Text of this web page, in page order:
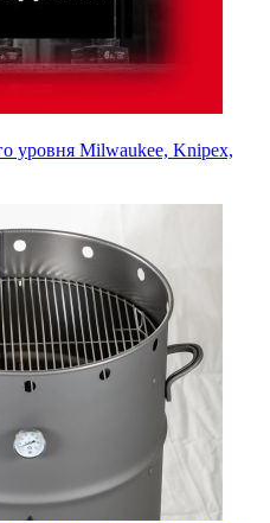
уровня Milwaukee, Knipex,